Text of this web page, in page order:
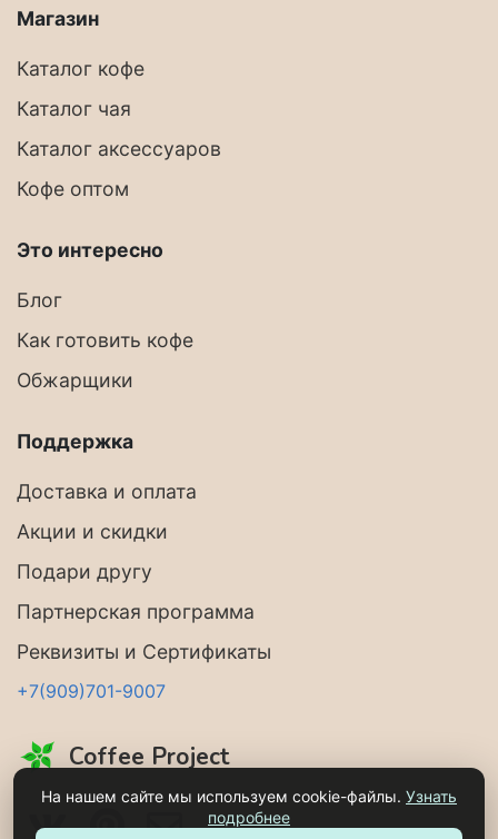
Магазин
Каталог кофе
Каталог чая
Каталог аксессуаров
Кофе оптом
Это интересно
Блог
Как готовить кофе
Обжарщики
Поддержка
Доставка и оплата
Акции и скидки
Подари другу
Партнерская программа
Реквизиты и Сертификаты
+7(909)701-9007
Coffee Project
На нашем сайте мы используем cookie-файлы. Узнать
подробнее